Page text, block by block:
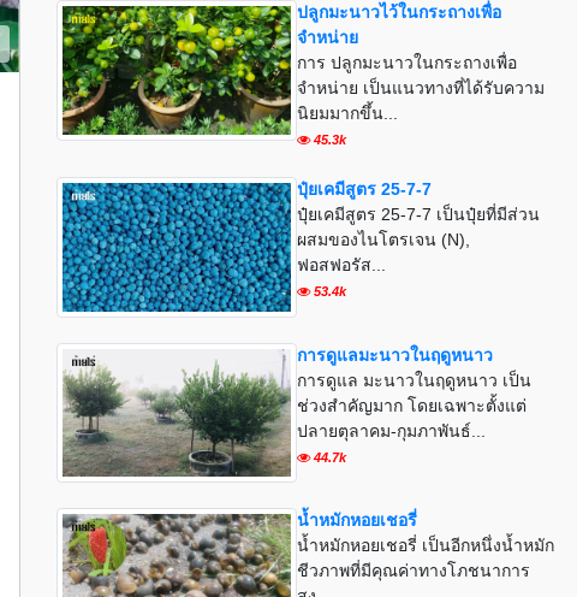
ปลูกมะนาวไว้ในกระถางเพื่อ
จำหน่าย
การ ปลูกมะนาวในกระถางเพื่อ
จำหน่าย เป็นแนวทางที่ได้รับความ
นิยมมากขึ้น...
45.3k
ปุ๋ยเคมีสูตร 25-7-7
ปุ๋ยเคมีสูตร 25-7-7 เป็นปุ๋ยที่มีส่วน
ผสมของไนโตรเจน (N),
ฟอสฟอรัส...
53.4k
การดูแลมะนาวในฤดูหนาว
การดูแล มะนาวในฤดูหนาว เป็น
ช่วงสำคัญมาก โดยเฉพาะตั้งแต่
ปลายตุลาคม-กุมภาพันธ์...
44.7k
น้ำหมักหอยเชอรี่
น้ำหมักหอยเชอรี่ เป็นอีกหนึ่งน้ำหมัก
ชีวภาพที่มีคุณค่าทางโภชนาการ